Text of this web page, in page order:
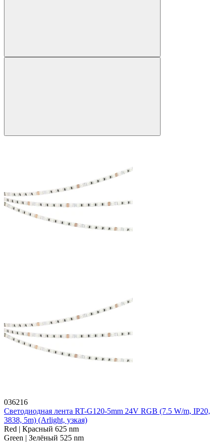
036216
Светодиодная лента RT-G120-5mm 24V RGB (7.5 W/m, IP20,
3838, 5m) (Arlight, узкая)
Red | Красный 625 nm
Green | Зелёный 525 nm